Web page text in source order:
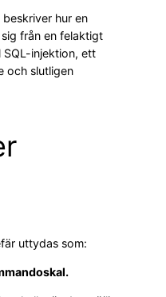
hur en
från en felaktigt
injektion, ett
och slutligen
uttydas som: